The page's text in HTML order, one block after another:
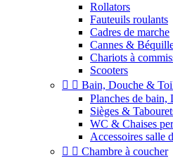
Rollators
Fauteuils roulants
Cadres de marche
Cannes &
Chariots à
Scooters
  Bain, Douche &
Planches de
Sièges &
WC & Chaises
Accessoires salle
  Chambre à coucher